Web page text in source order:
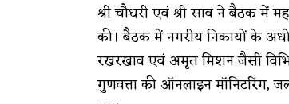
श्री चौधरी एवं श्री साव ने बैठक में
की। बैठक में नगरीय निकायों के
रखरखाव एवं अमृत मिशन जैसी
गुणवत्ता की ऑनलाइन मॉनिटरिंग,